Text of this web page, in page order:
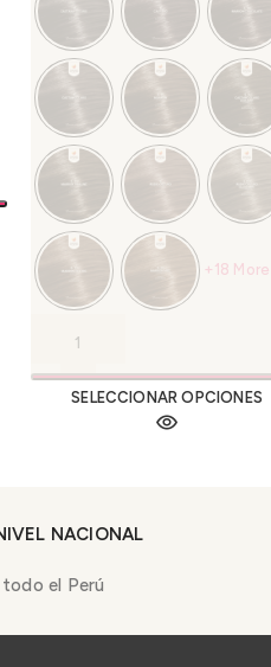
+18 More
SELECCIONAR OPCIONES
NACIONAL
el Perú